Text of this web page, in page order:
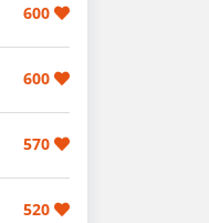
600
600
570
520